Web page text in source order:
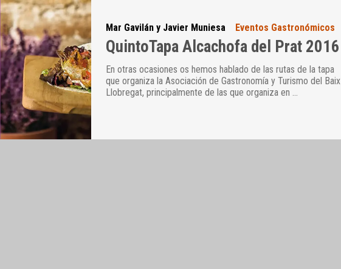
Mar Gavilán y Javier Muniesa Eventos Gastronómicos
QuintoTapa Alcachofa del Prat 2016
En otras ocasiones os hemos hablado de las rutas de la tapa
que organiza la Asociación de Gastronomía y Turismo del Baix
Llobregat, principalmente de las que organiza en